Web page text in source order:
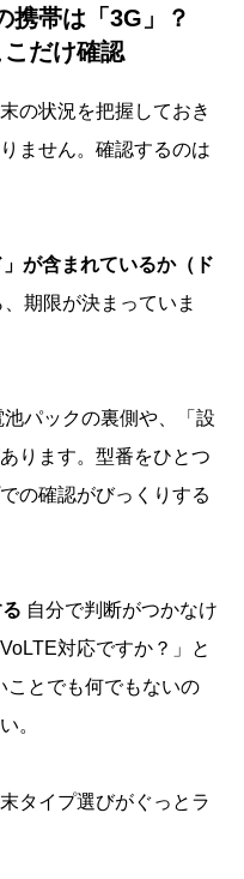
携帯は「3G」？
こだけ確認
の状況を把握しておき
ません。確認するのは
が含まれているか（ド
期限が決まっていま
池パックの裏側や、「設
ります。型番をひとつ
の確認がびっくりする
自分で判断がつかなけ
対応ですか？」と
ことでも何でもないの
。
タイプ選びがぐっとラ